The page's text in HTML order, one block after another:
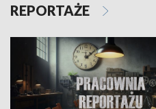
REPORTAŻE